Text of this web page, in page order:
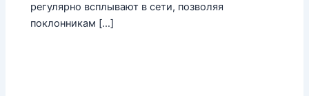
регулярно всплывают в сети, позволяя
поклонникам […]